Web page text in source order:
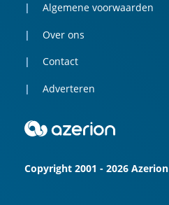
Algemene voorwaarden
Over ons
Contact
Adverteren
Copyright 2001 - 2026 Azerion